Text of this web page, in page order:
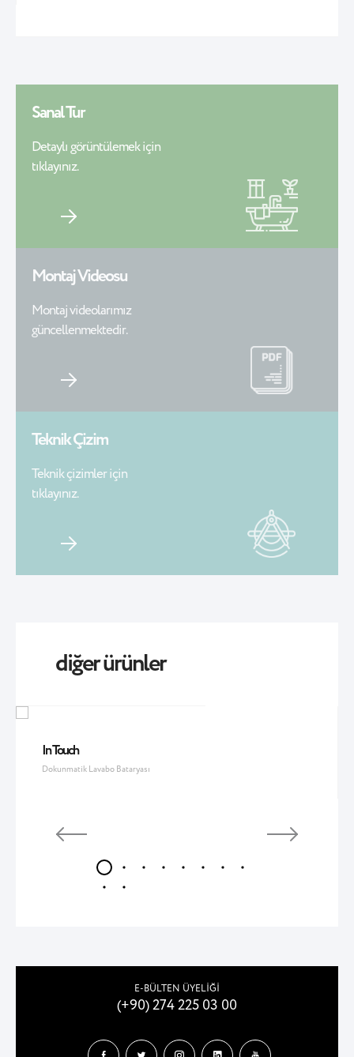
Sanal Tur
Detaylı görüntülemek için
tıklayınız.
Montaj Videosu
Montaj videolarımız
güncellenmektedir.
Teknik Çizim
Teknik çizimler için
tıklayınız.
diğer ürünler
In Touch
Dokunmatik Lavabo Bataryası
E-BÜLTEN ÜYELİĞİ
(+90) 274 225 03 00